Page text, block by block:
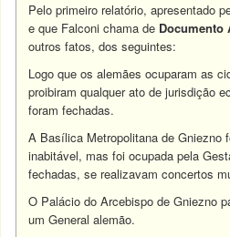
Pelo primeiro relatório, apresentado
e que Falconi chama de Documento
outros fatos, dos seguintes:
Logo que os alemães ocuparam as
proibiram qualquer ato de jurisdição
foram fechadas.
A Basílica Metropolitana de Gniezno
inabitável, mas foi ocupada pela
fechadas, se realizavam concertos
O Palácio do Arcebispo de Gniezno
um General alemão.